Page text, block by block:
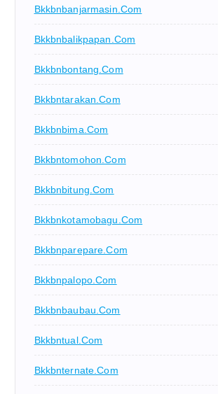
Bkkbnbanjarmasin.com
Bkkbnbalikpapan.com
Bkkbnbontang.com
Bkkbntarakan.com
Bkkbnbima.com
Bkkbntomohon.com
Bkkbnbitung.com
Bkkbnkotamobagu.com
Bkkbnparepare.com
Bkkbnpalopo.com
Bkkbnbaubau.com
Bkkbntual.com
Bkkbnternate.com